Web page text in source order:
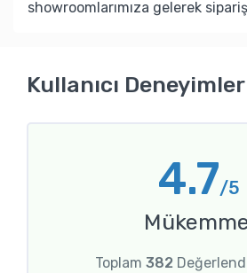
showroomlarımıza gelerek
Kullanıcı
4.7/5
Toplam 382